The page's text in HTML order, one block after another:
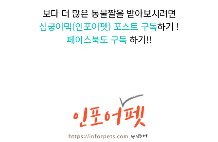
보다 더 많은 동물짤을 받아보시려면
심쿵어택(인포어펫) 포스트 구독하기 !
페이스북도 구독 하기!!